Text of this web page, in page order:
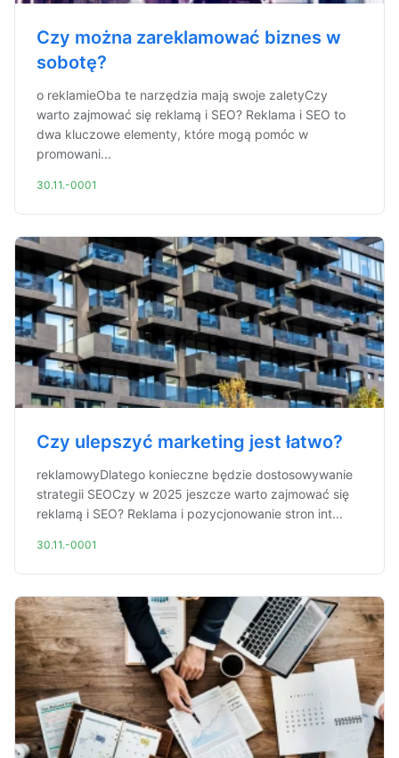
Czy można zareklamować biznes w
sobotę?
o reklamieOba te narzędzia mają swoje zaletyCzy
warto zajmować się reklamą i SEO? Reklama i SEO to
dwa kluczowe elementy, które mogą pomóc w
promowani...
30.11.-0001
Czy ulepszyć marketing jest łatwo?
reklamowyDlatego konieczne będzie dostosowywanie
strategii SEOCzy w 2025 jeszcze warto zajmować się
reklamą i SEO? Reklama i pozycjonowanie stron int...
30.11.-0001